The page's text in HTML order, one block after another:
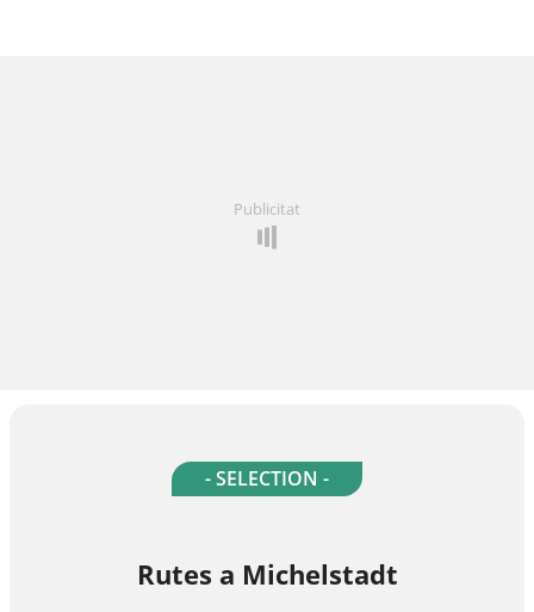
Publicitat
- SELECTION -
Rutes a Michelstadt